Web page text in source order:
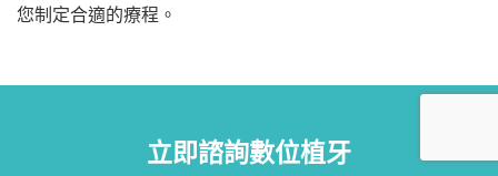
您制定合適的療程。
立即諮詢數位植牙